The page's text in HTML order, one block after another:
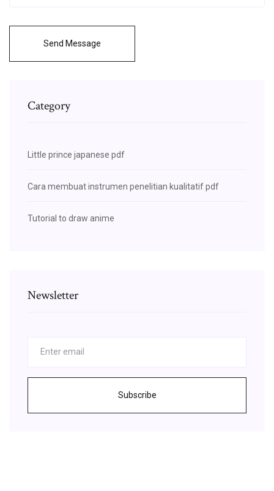
Send Message
Category
Little prince japanese pdf
Cara membuat instrumen penelitian kualitatif pdf
Tutorial to draw anime
Newsletter
Subscribe